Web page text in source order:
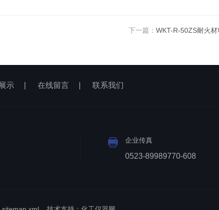
下一篇： WKT-R-50ZS耐火
示 在线留言 联系我们
企业传真
0523-89989770-608